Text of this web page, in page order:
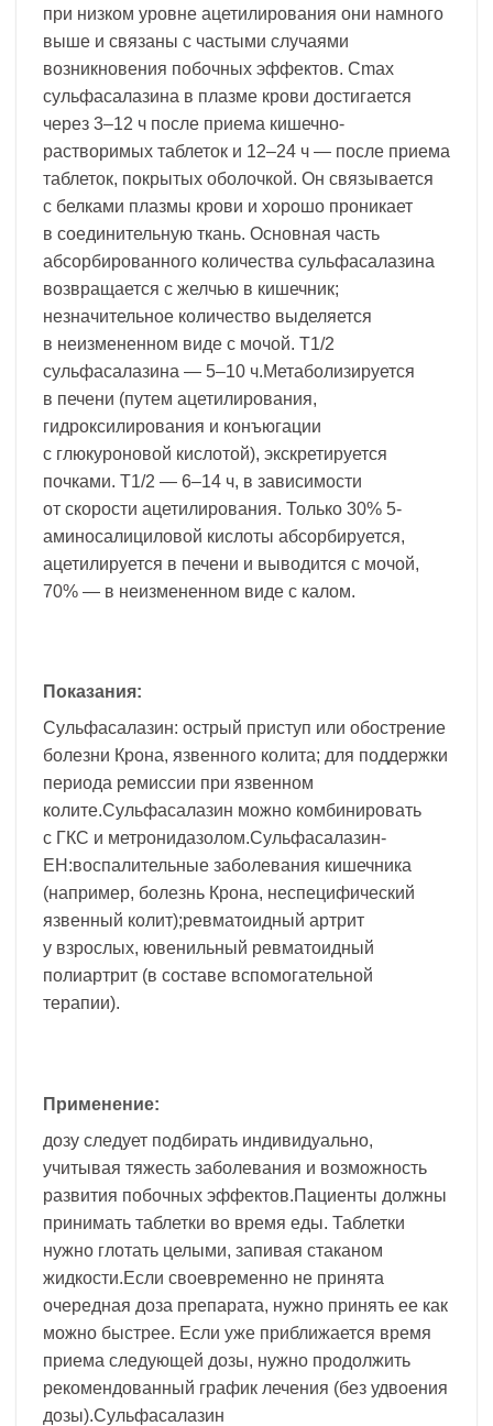
при низком уровне ацетилирования они намного
выше и связаны с частыми случаями
возникновения побочных эффектов. Сmax
сульфасалазина в плазме крови достигается
через 3–12 ч после приема кишечно-
растворимых таблеток и 12–24 ч — после приема
таблеток, покрытых оболочкой. Он связывается
с белками плазмы крови и хорошо проникает
в соединительную ткань. Основная часть
абсорбированного количества сульфасалазина
возвращается с желчью в кишечник;
незначительное количество выделяется
в неизмененном виде с мочой. T1/2
сульфасалазина — 5–10 ч.Метаболизируется
в печени (путем ацетилирования,
гидроксилирования и конъюгации
с глюкуроновой кислотой), экскретируется
почками. T1/2 — 6–14 ч, в зависимости
от скорости ацетилирования. Только 30% 5-
аминосалициловой кислоты абсорбируется,
ацетилируется в печени и выводится с мочой,
70% — в неизмененном виде с калом.
Показания:
Сульфасалазин: острый приступ или обострение
болезни Крона, язвенного колита; для поддержки
периода ремиссии при язвенном
колите.Сульфасалазин можно комбинировать
с ГКС и метронидазолом.Сульфасалазин-
ЕН:воспалительные заболевания кишечника
(например, болезнь Крона, неспецифический
язвенный колит);ревматоидный артрит
у взрослых, ювенильный ревматоидный
полиартрит (в составе вспомогательной
терапии).
Применение:
дозу следует подбирать индивидуально,
учитывая тяжесть заболевания и возможность
развития побочных эффектов.Пациенты должны
принимать таблетки во время еды. Таблетки
нужно глотать целыми, запивая стаканом
жидкости.Если своевременно не принята
очередная доза препарата, нужно принять ее как
можно быстрее. Если уже приближается время
приема следующей дозы, нужно продолжить
рекомендованный график лечения (без удвоения
дозы).Сульфасалазин